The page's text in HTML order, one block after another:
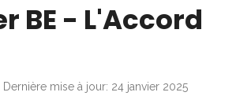
BE - L'Accord
Dernière mise à jour: 24 janvier 2025